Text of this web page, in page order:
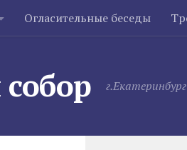
Огласительные беседы
г.Екатеринбург